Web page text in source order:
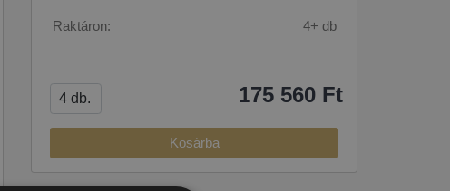
Raktáron: 4+ db
175 560 Ft
Kosárba